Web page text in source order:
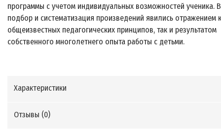
программы с учетом индивидуальных возможностей ученика.
подбор и систематизация произведений явились отражением
общеизвестных педагогических принципов, так и результатом
собственного многолетнего опыта работы с детьми.
Характеристики
Отзывы (0)